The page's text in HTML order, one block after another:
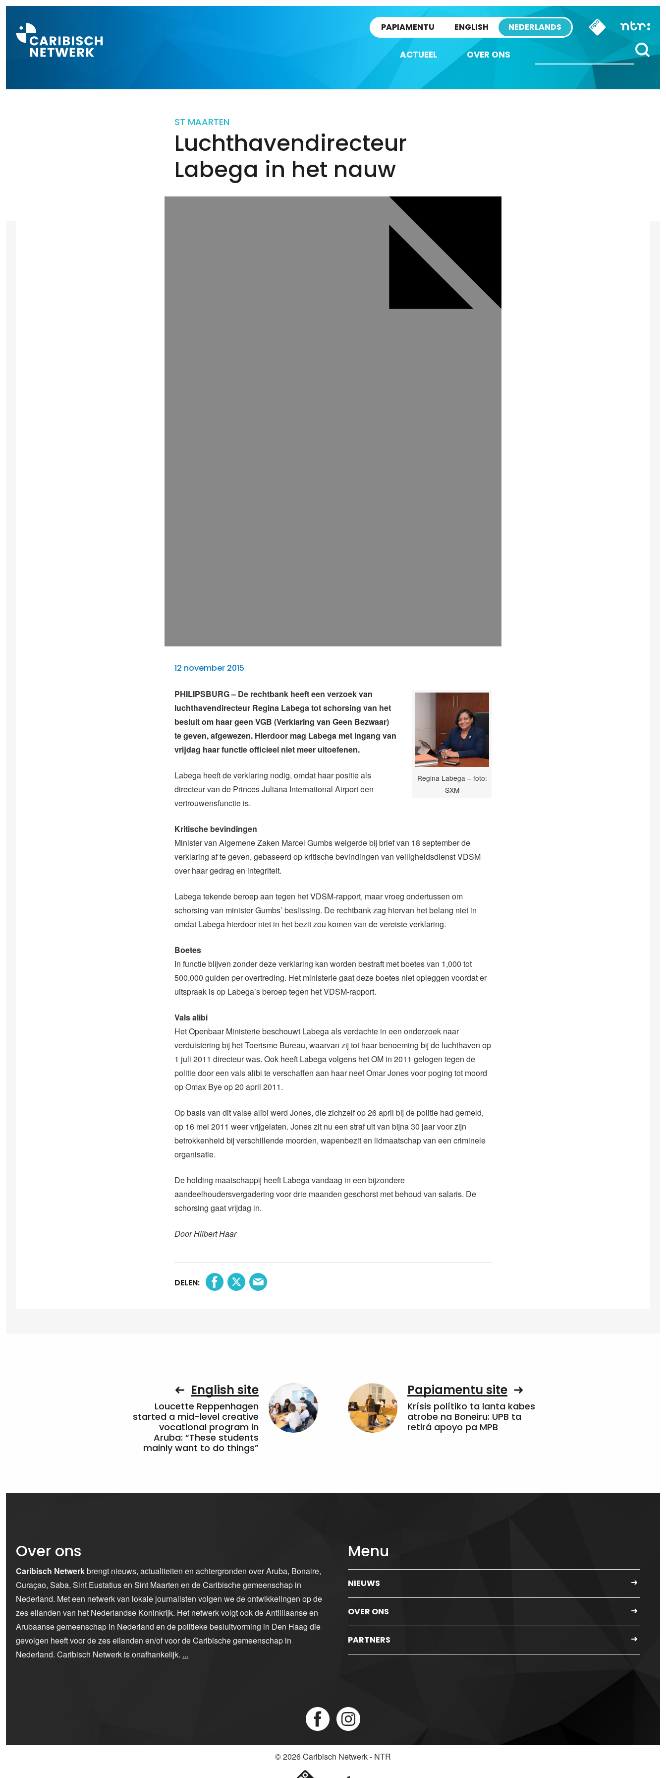
PAPIAMENTU ENGLISH NEDERLANDS
ACTUEEL OVER ONS
ST MAARTEN
Luchthavendirecteur
Labega in het nauw
12 november 2015
Regina Labega – foto:
SXM
PHILIPSBURG – De rechtbank heeft een verzoek van
luchthavendirecteur Regina Labega tot schorsing van het
besluit om haar geen VGB (Verklaring van Geen Bezwaar)
te geven, afgewezen. Hierdoor mag Labega met ingang van
vrijdag haar functie officieel niet meer uitoefenen.
Labega heeft de verklaring nodig, omdat haar positie als
directeur van de Princes Juliana International Airport een
vertrouwensfunctie is.
Kritische bevindingen
Minister van Algemene Zaken Marcel Gumbs weigerde bij brief van 18 september de
verklaring af te geven, gebaseerd op kritische bevindingen van veiligheidsdienst VDSM
over haar gedrag en integriteit.
Labega tekende beroep aan tegen het VDSM-rapport, maar vroeg ondertussen om
schorsing van minister Gumbs’ beslissing. De rechtbank zag hiervan het belang niet in
omdat Labega hierdoor niet in het bezit zou komen van de vereiste verklaring.
Boetes
In functie blijven zonder deze verklaring kan worden bestraft met boetes van 1,000 tot
500,000 gulden per overtreding. Het ministerie gaat deze boetes niet opleggen voordat er
uitspraak is op Labega’s beroep tegen het VDSM-rapport.
Vals alibi
Het Openbaar Ministerie beschouwt Labega als verdachte in een onderzoek naar
verduistering bij het Toerisme Bureau, waarvan zij tot haar benoeming bij de luchthaven op
1 juli 2011 directeur was. Ook heeft Labega volgens het OM in 2011 gelogen tegen de
politie door een vals alibi te verschaffen aan haar neef Omar Jones voor poging tot moord
op Omax Bye op 20 april 2011.
Op basis van dit valse alibi werd Jones, die zichzelf op 26 april bij de politie had gemeld,
op 16 mei 2011 weer vrijgelaten. Jones zit nu een straf uit van bijna 30 jaar voor zijn
betrokkenheid bij verschillende moorden, wapenbezit en lidmaatschap van een criminele
organisatie.
De holding maatschappij heeft Labega vandaag in een bijzondere
aandeelhoudersvergadering voor drie maanden geschorst met behoud van salaris. De
schorsing gaat vrijdag in.
Door Hilbert Haar
DELEN:
English site
Loucette Reppenhagen
started a mid-level creative
vocational program in
Aruba: “These students
mainly want to do things”
Papiamentu site
Krísis polítiko ta lanta kabes
atrobe na Boneiru: UPB ta
retirá apoyo pa MPB
Over ons
Caribisch Netwerkbrengt nieuws, actualiteiten en achtergronden over Aruba, Bonaire,
Curaçao, Saba, Sint Eustatius en Sint Maarten en de Caribische gemeenschap in
Nederland. Met een netwerk van lokale journalisten volgen we de ontwikkelingen op de
zes eilanden van het Nederlandse Koninkrijk. Het netwerk volgt ook de Antilliaanse en
Arubaanse gemeenschap in Nederland en de politieke besluitvorming in Den Haag die
gevolgen heeft voor de zes eilanden en/of voor de Caribische gemeenschap in
Nederland. Caribisch Netwerk is onafhankelijk. ...
Menu
NIEUWS
OVER ONS
PARTNERS
© 2026Caribisch Netwerk - NTR